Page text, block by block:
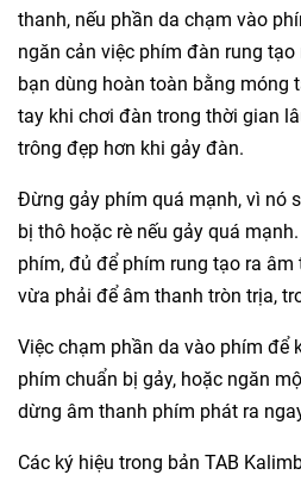
thanh, nếu phần da chạm vào
ngăn cản việc phím đàn rung
bạn dùng hoàn toàn bằng móng
tay khi chơi đàn trong thời gian
trông đẹp hơn khi gảy đàn.
Đừng gảy phím quá mạnh, vì nó
bị thô hoặc rè nếu gảy quá
phím, đủ để phím rung tạo ra
vừa phải để âm thanh tròn trịa,
Việc chạm phần da vào phím để
phím chuẩn bị gảy, hoặc ngăn
dừng âm thanh phím phát ra
Các ký hiệu trong bản TAB